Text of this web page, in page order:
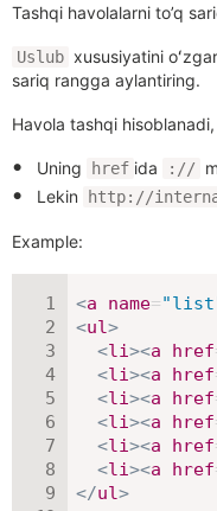
Tashqi havolalarni to’q
Uslub xususiyatini
sariq rangga aylantiring.
Havola tashqi
Uning href ida ://
Lekin
http://
Example:
<a name="list
<ul>
<li><a href
<li><a href
<li><a href
<li><a href
<li><a href
<li><a href
</ul>